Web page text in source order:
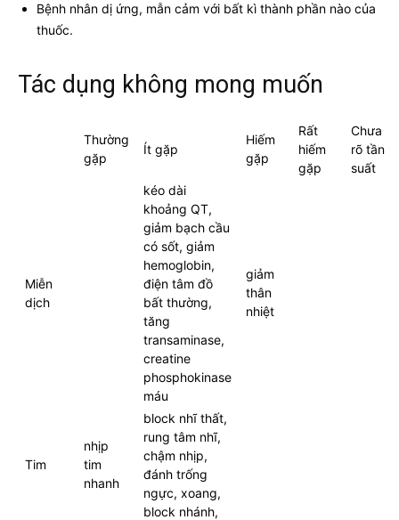
Bệnh nhân dị ứng, mẫn cảm với bất kì thành phần nào của
thuốc.
Tác dụng không mong muốn
Thường
gặp
Ít gặp
Hiếm
gặp
Rất
hiếm
gặp
Chưa
rõ tần
suất
Miễn
dịch
kéo dài
khoảng QT,
giảm bạch cầu
có sốt, giảm
hemoglobin,
điện tâm đồ
bất thường,
tăng
transaminase,
creatine
phosphokinase
máu
giảm
thân
nhiệt
Tim
nhịp
tim
nhanh
block nhĩ thất,
rung tâm nhĩ,
chậm nhịp,
đánh trống
ngực, xoang,
block nhánh,